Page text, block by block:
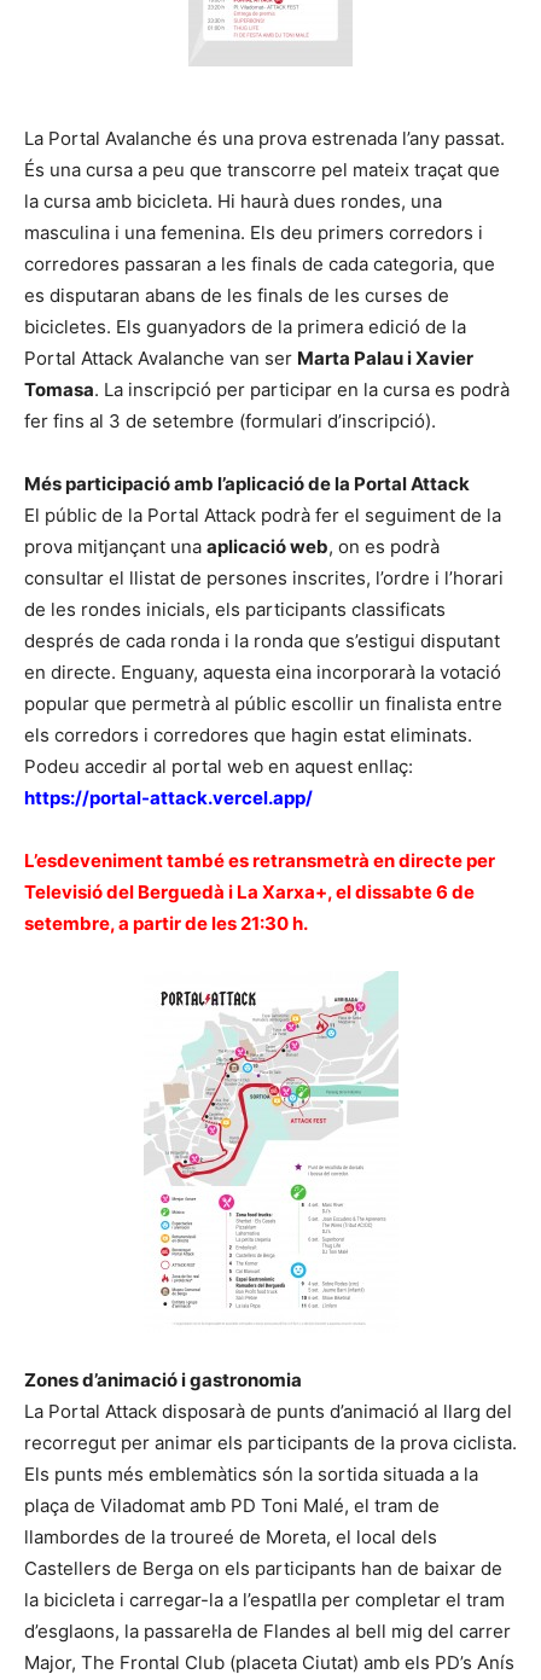
La Portal Avalanche és una prova estrenada l’any passat.
És una cursa a peu que transcorre pel mateix traçat que
la cursa amb bicicleta. Hi haurà dues rondes, una
masculina i una femenina. Els deu primers corredors i
corredores passaran a les finals de cada categoria, que
es disputaran abans de les finals de les curses de
bicicletes. Els guanyadors de la primera edició de la
Portal Attack Avalanche van ser Marta Palau i Xavier
Tomasa. La inscripció per participar en la cursa es podrà
fer fins al 3 de setembre (formulari d’inscripció).
Més participació amb l’aplicació de la Portal Attack
El públic de la Portal Attack podrà fer el seguiment de la
prova mitjançant una aplicació web, on es podrà
consultar el llistat de persones inscrites, l’ordre i l’horari
de les rondes inicials, els participants classificats
després de cada ronda i la ronda que s’estigui disputant
en directe. Enguany, aquesta eina incorporarà la votació
popular que permetrà al públic escollir un finalista entre
els corredors i corredores que hagin estat eliminats.
Podeu accedir al portal web en aquest enllaç:
https://portal-attack.vercel.app/
L’esdeveniment també es retransmetrà en directe per
Televisió del Berguedà i La Xarxa+, el dissabte 6 de
setembre, a partir de les 21:30 h.
Zones d’animació i gastronomia
La Portal Attack disposarà de punts d’animació al llarg del
recorregut per animar els participants de la prova ciclista.
Els punts més emblemàtics són la sortida situada a la
plaça de Viladomat amb PD Toni Malé, el tram de
llambordes de la troureé de Moreta, el local dels
Castellers de Berga on els participants han de baixar de
la bicicleta i carregar-la a l’espatlla per completar el tram
d’esglaons, la passarel·la de Flandes al bell mig del carrer
Major, The Frontal Club (placeta Ciutat) amb els PD’s Anís